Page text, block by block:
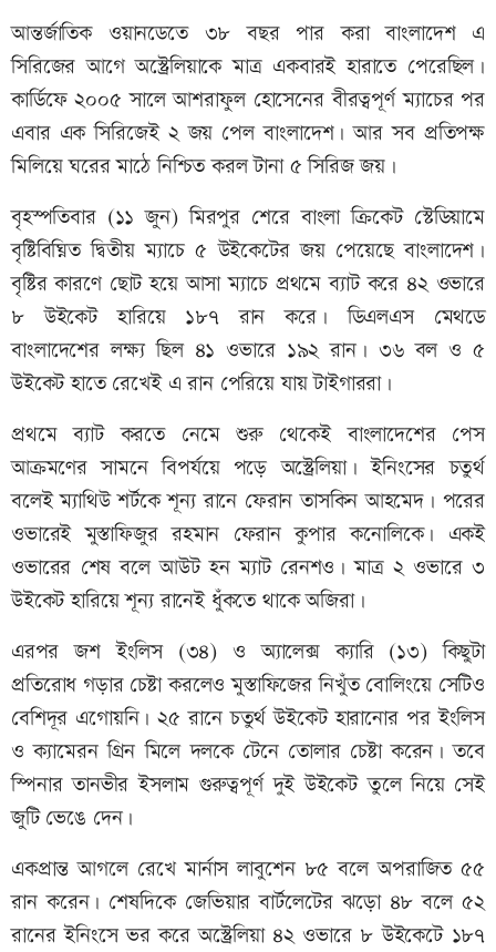
আন্তর্জাতিক ওয়ানডেতে ৩৮ বছর পার করা বাংলাদেশ এ
সিরিজের আগে অস্ট্রেলিয়াকে মাত্র একবারই হারাতে পেরেছিল।
কার্ডিফে ২০০৫ সালে আশরাফুল হোসেনের বীরত্বপূর্ণ ম্যাচের পর
এবার এক সিরিজেই ২ জয় পেল বাংলাদেশ। আর সব প্রতিপক্ষ
মিলিয়ে ঘরের মাঠে নিশ্চিত করল টানা ৫ সিরিজ জয়।
বৃহস্পতিবার (১১ জুন) মিরপুর শেরে বাংলা ক্রিকেট স্টেডিয়ামে
বৃষ্টিবিঘ্নিত দ্বিতীয় ম্যাচে ৫ উইকেটের জয় পেয়েছে বাংলাদেশ।
বৃষ্টির কারণে ছোট হয়ে আসা ম্যাচে প্রথমে ব্যাট করে ৪২ ওভারে
৮ উইকেট হারিয়ে ১৮৭ রান করে। ডিএলএস মেথডে
বাংলাদেশের লক্ষ্য ছিল ৪১ ওভারে ১৯২ রান। ৩৬ বল ও ৫
উইকেট হাতে রেখেই এ রান পেরিয়ে যায় টাইগাররা।
প্রথমে ব্যাট করতে নেমে শুরু থেকেই বাংলাদেশের পেস
আক্রমণের সামনে বিপর্যয়ে পড়ে অস্ট্রেলিয়া। ইনিংসের চতুর্থ
বলেই ম্যাথিউ শর্টকে শূন্য রানে ফেরান তাসকিন আহমেদ। পরের
ওভারেই মুস্তাফিজুর রহমান ফেরান কুপার কনোলিকে। একই
ওভারের শেষ বলে আউট হন ম্যাট রেনশও। মাত্র ২ ওভারে ৩
উইকেট হারিয়ে শূন্য রানেই ধুঁকতে থাকে অজিরা।
এরপর জশ ইংলিস (৩৪) ও অ্যালেক্স ক্যারি (১৩) কিছুটা
প্রতিরোধ গড়ার চেষ্টা করলেও মুস্তাফিজের নিখুঁত বোলিংয়ে সেটিও
বেশিদূর এগোয়নি। ২৫ রানে চতুর্থ উইকেট হারানোর পর ইংলিস
ও ক্যামেরন গ্রিন মিলে দলকে টেনে তোলার চেষ্টা করেন। তবে
স্পিনার তানভীর ইসলাম গুরুত্বপূর্ণ দুই উইকেট তুলে নিয়ে সেই
জুটি ভেঙে দেন।
একপ্রান্ত আগলে রেখে মার্নাস লাবুশেন ৮৫ বলে অপরাজিত ৫৫
রান করেন। শেষদিকে জেভিয়ার বার্টলেটের ঝড়ো ৪৮ বলে ৫২
রানের ইনিংসে ভর করে অস্ট্রেলিয়া ৪২ ওভারে ৮ উইকেটে ১৮৭